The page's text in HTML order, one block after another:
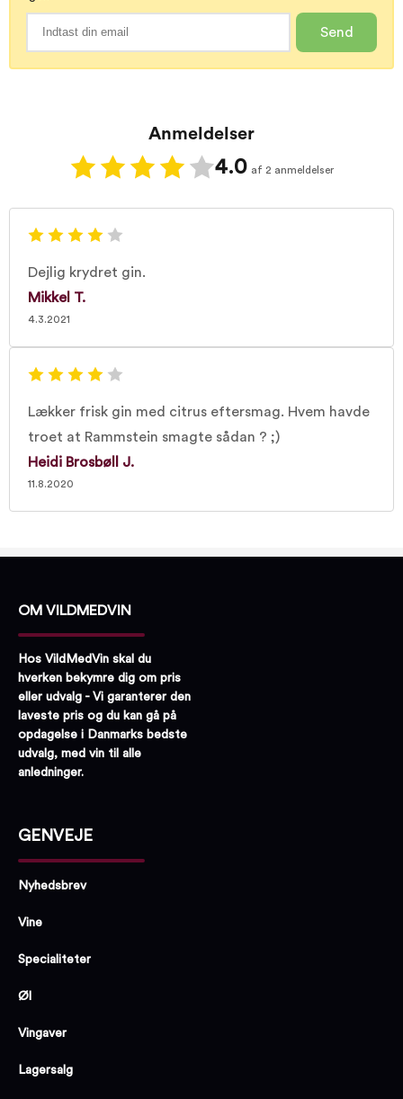
Send
Anmeldelser
4.0 af 2 anmeldelser
Dejlig krydret gin.
Mikkel T.
4.3.2021
Lækker frisk gin med citrus eftersmag. Hvem havde
troet at Rammstein smagte sådan ? ;)
Heidi Brosbøll J.
11.8.2020
OM VILDMEDVIN
Hos VildMedVin skal du
hverken bekymre dig om pris
eller udvalg - Vi garanterer den
laveste pris og du kan gå på
opdagelse i Danmarks bedste
udvalg, med vin til alle
anledninger.
GENVEJE
Nyhedsbrev
Vine
Specialiteter
Øl
Vingaver
Lagersalg